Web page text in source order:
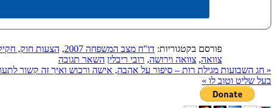
פורסם בקטגוריות: דו"ח מצב המשפחה 2007 , הצעות חוק,
צוואה, צוואה וירושה, רובי ריבלין השאר תגובה
« חג השבועות מגילת רות – סיפור על אהבה, אישה ורכוש ואיך זה קשור
בעל שליט וטוב לו »